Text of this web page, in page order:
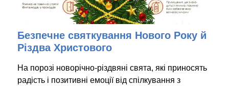
Безпечне святкування Нового Року й
Різдва Христового
На порозі новорічно-різдвяні свята, які приносять
радість і позитивні емоції від спілкування з